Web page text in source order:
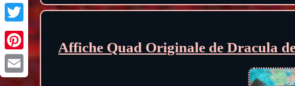
Affiche Quad Originale de Dracula